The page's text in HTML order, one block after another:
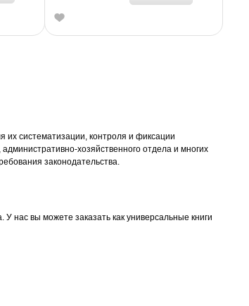
их систематизации, контроля и фиксации
хозяйственного отдела и многих
законодательства.
нас вы можете заказать как универсальные книги